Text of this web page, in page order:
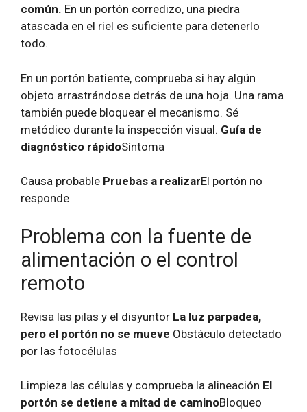
común. En un portón corredizo, una piedra
atascada en el riel es suficiente para detenerlo
todo.
En un portón batiente, comprueba si hay algún
objeto arrastrándose detrás de una hoja. Una rama
también puede bloquear el mecanismo. Sé
metódico durante la inspección visual. Guía de
diagnóstico rápidoSíntoma
Causa probable Pruebas a realizarEl portón no
responde
Problema con la fuente de
alimentación o el control
remoto
Revisa las pilas y el disyuntor La luz parpadea,
pero el portón no se mueve Obstáculo detectado
por las fotocélulas
Limpieza las células y comprueba la alineación El
portón se detiene a mitad de caminoBloqueo